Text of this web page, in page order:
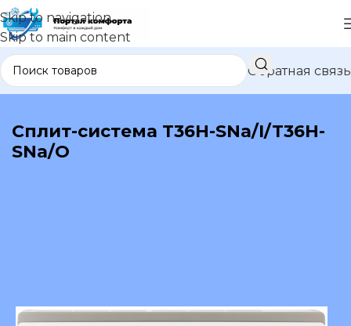
Skip to navigation
Skip to main content
Обратная связь
В каталог
Сплит-система T36H-SNa/I/T36H-
SNa/O